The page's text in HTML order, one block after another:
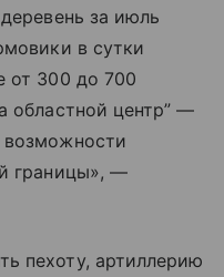
за июль
в сутки
от 300 до 700
областной центр” —
возможности
границы», —
пехоту, артиллерию